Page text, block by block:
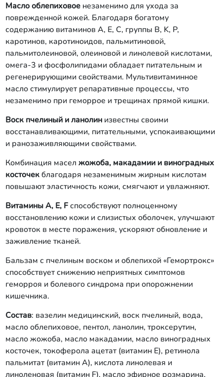
Масло облепиховоенезаменимо для ухода за
поврежденной кожей. Благодаря богатому
содержанию витаминов A, E, C, группы B, K, P,
каротинов, каротиноидов, пальмитиновой,
пальмитолеиновой, олеиновой и линолевой кислотами,
омега-3 и фосфолипидами обладает питательным и
регенерирующими свойствами. Мультивитаминное
масло стимулирует репаративные процессы, что
незаменимо при геморрое и трещинах прямой кишки.
Воск пчелиный и ланолинизвестны своими
восстанавливающими, питательными, успокаивающими
и ранозаживляющими свойствами.
Комбинация масел жожоба, макадамии и виноградных
косточекблагодаря незаменимым жирным кислотам
повышают эластичность кожи, смягчают и увлажняют.
Витамины А, Е, Fспособствуют полноценному
восстановлению кожи и слизистых оболочек, улучшают
кровоток в месте поражения, ускоряют обновление и
заживление тканей.
Бальзам с пчелиным воском и облепихой «Гемортрокс»
способствует снижению неприятных симптомов
геморроя и болевого синдрома при опорожнении
кишечника.
Состав: вазелин медицинский, воск пчелиный, вода,
масло облепиховое, пентол, ланолин, троксерутин,
масло жожоба, масло макадамии, масло виноградных
косточек, токоферола ацетат (витамин Е), ретинола
пальмитат (витамин А), кислота линолевая и
линоленовая (витамин F), масло эфирное розмарина,